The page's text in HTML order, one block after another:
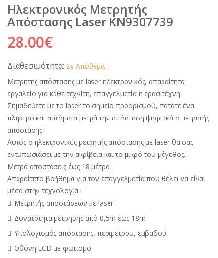
Ηλεκτρονικός Μετρητής
Απόστασης Laser KN9307739
28.00€
Διαθεσιμότητα: Σε Απόθεμα
Μετρητής απόστασης με laser ηλεκτρονικός, απαραίτητο
εργαλείο για κάθε τεχνίτη, επαγγελματία ή ερασιτέχνη.
Σημαδεύετε με το laser το σημείο προορισμού, πατάτε ένα
πλήκτρο και αυτόματα μετρά την απόσταση ψηφιακά ο μετρητής
απόστασης !
Αυτός ο ηλεκτρονικός μετρητής απόστασης με laser θα σας
εντυπωσιάσει με την ακρίβεια και το μικρό του μέγεθος.
Μετρά αποστάσεις έως 18 μέτρα.
Απαραίτητο βοήθημα για τον επαγγελματία που θέλει να είναι
μέσα στην τεχνολογία !
Μετρητής αποστάσεων με laser.
Δυνατότητα μέτρησης από 0,5m έως 18m
Υπολογισμός απόστασης, περιμέτρου, εμβαδού
Οθόνη LCD με φωτισμό